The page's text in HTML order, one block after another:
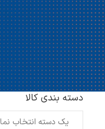
دسته بندی کالا
یک دسته انتخاب